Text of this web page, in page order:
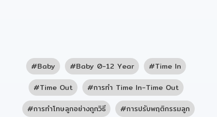
Baby Baby 0-12 Year
Time In
Time Out
การทำ Time In-Time Out
การทำโทษลูกอย่างถูกวิธี
การปรับพฤติกรรมลูก